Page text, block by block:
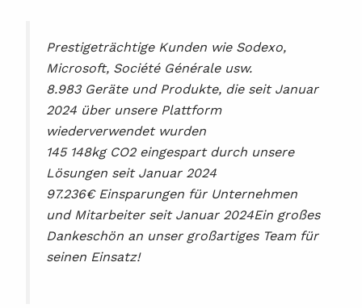
Prestigeträchtige Kunden wie Sodexo,
Microsoft, Société Générale usw.
8.983 Geräte und Produkte, die seit Januar
2024 über unsere Plattform
wiederverwendet wurden
145 148kg CO2 eingespart durch unsere
Lösungen seit Januar 2024
97.236€ Einsparungen für Unternehmen
und Mitarbeiter seit Januar 2024Ein großes
Dankeschön an unser großartiges Team für
seinen Einsatz!